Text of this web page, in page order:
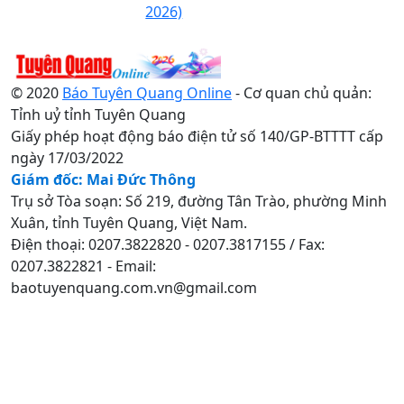
2026)
© 2020 Báo Tuyên Quang Online- Cơ quan chủ quản:
Tỉnh uỷ tỉnh Tuyên Quang
Giấy phép hoạt động báo điện tử số 140/GP-BTTTT cấp
ngày 17/03/2022
Giám đốc: Mai Đức Thông
Trụ sở Tòa soạn: Số 219, đường Tân Trào, phường Minh
Xuân, tỉnh Tuyên Quang, Việt Nam.
Điện thoại: 0207.3822820 - 0207.3817155 / Fax:
0207.3822821 - Email:
baotuyenquang.com.vn@gmail.com